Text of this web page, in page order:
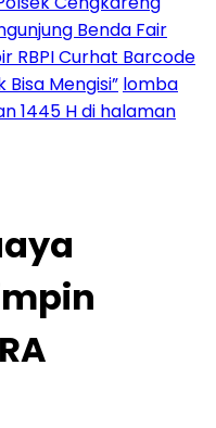
Benda Fair
RBPI Curhat Barcode
Mengisi” lomba
1445 H di halaman